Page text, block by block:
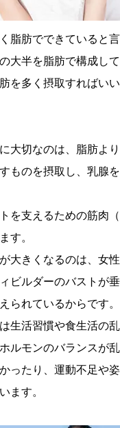
脂肪でできていると言
大半を脂肪で構成し
を多く摂取すればい
大切なのは、脂肪よ
ものを摂取し、乳腺
を支えるための筋肉
す。
大きくなるのは、女
ビルダーのバストが
られているからです。
生活習慣や食生活の
ルモンのバランスが
ったり、運動不足や
ます。